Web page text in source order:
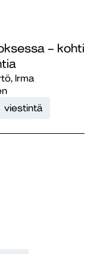
– kohti
Irma
viestintä